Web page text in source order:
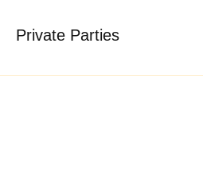
Private Parties